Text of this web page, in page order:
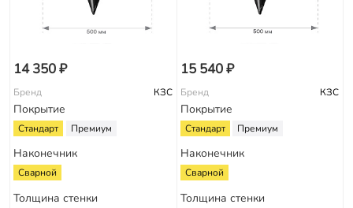
14 350 ₽
Бренд КЗС
Покрытие
Стандарт Премиум
Наконечник
Сварной
Толщина стенки
15 540 ₽
Бренд КЗС
Покрытие
Стандарт Премиум
Наконечник
Сварной
Толщина стенки